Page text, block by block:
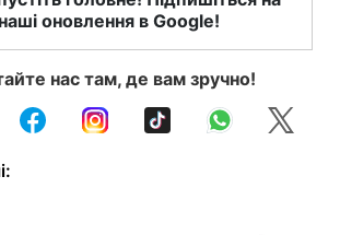
наші оновлення в Google!
нас там, де вам зручно!